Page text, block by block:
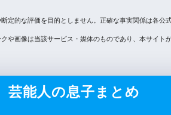
的な評価を目的としません。正確な事実関係は各公
画像は当該サービス・媒体のものであり、本サイト
芸能人の息子まとめ